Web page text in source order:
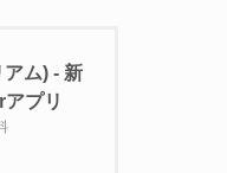
アム) - 新
プリ